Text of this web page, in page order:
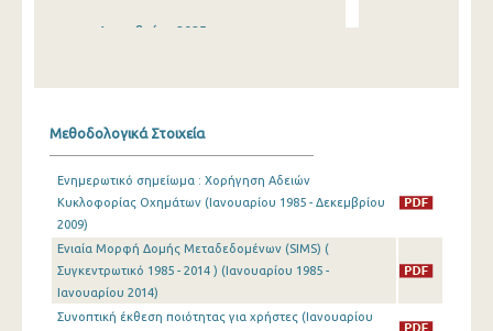
Δεκεμβρίου 2025
Αυγούστου 2025
Ιουνίου 2025
Μαΐου 2025
Μεθοδολογικά Στοιχεία
Ενημερωτικό σημείωμα : Χορήγηση Αδειών
Κυκλοφορίας Οχημάτων (Ιανουαρίου 1985 - Δεκεμβρίου
2009)
Ενιαία Μορφή Δομής Μεταδεδομένων (SIMS) (
Συγκεντρωτικό 1985 - 2014 ) (Ιανουαρίου 1985 -
Ιανουαρίου 2014)
Συνοπτική έκθεση ποιότητας για χρήστες (Ιανουαρίου